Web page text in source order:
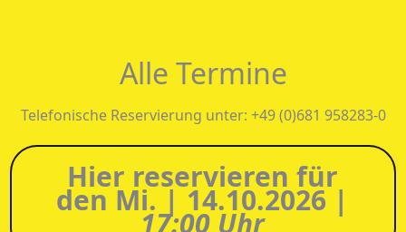
Alle Termine
Telefonische Reservierung unter: +49 (0)681 958283-0
Hier reservieren für
den Mi. | 14.10.2026 |
17:00 Uhr